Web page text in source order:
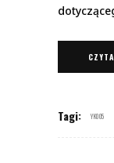
Tagi: YK005